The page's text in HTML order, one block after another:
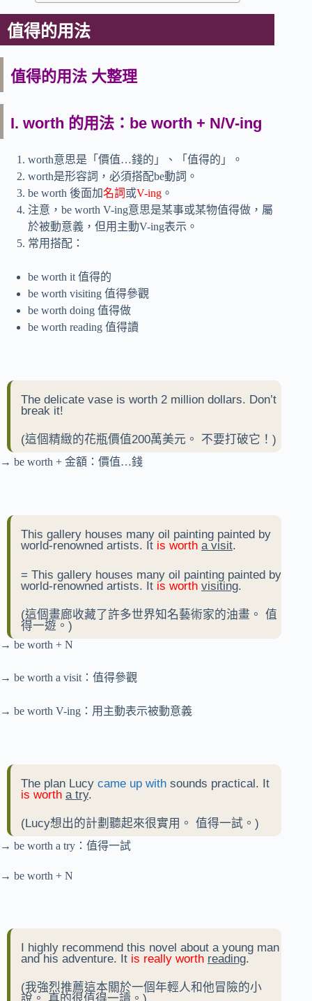
值得的用法
值得的用法 大整理
I. worth 的用法：be worth + N/V-ing
worth意思是「價值…錢的」、「值得的」。
worth是形容詞，必須搭配be動詞。
be worth 後面加名詞 或V-ing 。
注意，be worth V-ing意思是某事或某物值得做，屬
於被動意義，但用主動V-ing表示。
常用搭配：
be worth it 值得的
be worth visiting 值得參觀
be worth doing 值得做
be worth reading 值得讀
The delicate vase is worth 2 million dollars. Don’t
break it!
(這個精緻的花瓶價值200萬美元。 不要打破它！)
→ be worth + 金額：價值…錢
This gallery houses many oil painting painted by
world-renowned artists. It is worth a visit.
= This gallery houses many oil painting painted by
world-renowned artists. It is worth visiting.
(這個畫廊收藏了許多世界知名藝術家的油畫。 值
得一遊。)
→ be worth + N
→ be worth a visit：值得參觀
→ be worth V-ing：用主動表示被動意義
The plan Lucy came up with sounds practical. It
is worth a try.
(Lucy想出的計劃聽起來很實用。 值得一試。)
→ be worth a try：值得一試
→ be worth + N
I highly recommend this novel about a young man
and his adventure. It is really worth reading.
(我強烈推薦這本關於一個年輕人和他冒險的小